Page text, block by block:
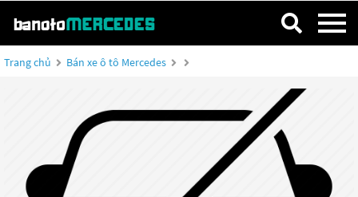
Trang chủ Bán xe ô tô Mercedes